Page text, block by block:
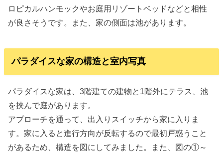
ロピカルハンモックやお庭用リゾートベッドなどと相性
が良さそうです。また、家の側面は池があります。
パラダイスな家の構造と室内写真
パラダイスな家は、3階建ての建物と1階外にテラス、池
を挟んで庭があります。
アプローチを通って、出入りスイッチから家に入りま
す。家に入ると進行方向が反転するので最初戸惑うこと
があるため、構造を図にしてみました。また、図の①～